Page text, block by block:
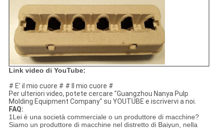
Link video di YouTube:
# E' il mio cuore # # Il mio cuore #
Per ulteriori video, potete cercare "Guangzhou Nanya Pulp
Molding Equipment Company" su YOUTUBE e iscrivervi a noi.
FAQ:
1Lei è una società commerciale o un produttore di macchine?
Siamo un produttore di macchine nel distretto di Baiyun, nella